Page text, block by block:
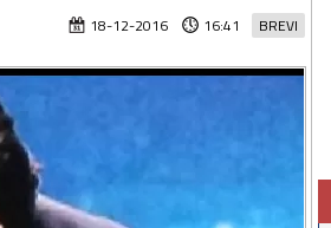
BREVI
18-12-2016 16:41